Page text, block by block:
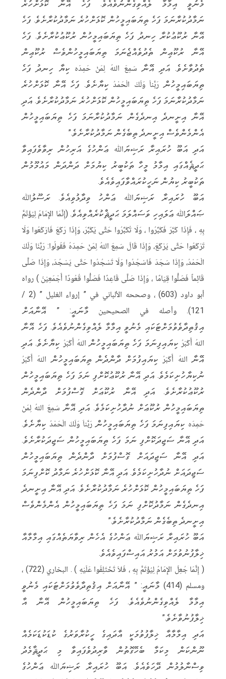
މެނުވީ އިމާމާ ލެއްވިގެންނުވެއެވެ. ފަހެ އޭނާ ކޮޅަށްހުރެ
ނަމާދުކުރާނަމަ ފަހެ ތިޔަބައިމީހުން ކޮޅަށްހުރެ ނަމާދުކުރާށެވެ. ފަހެ
އޭނާ ރުކޫޢުކުރާ ހިނދު ފަހެ ތިޔަބައިމީހުން ރުކޫޢުކުރާށެވެ. ފަހެ
އޭނާ ރުކޫޢިން ތެދުވެއްޖެނަމަ ތިޔަބައިމީހުންވެސް ރުކޫޢިން
ތެދުވާށެވެ. އަދި އޭނާ سَمِعَ اللهُ لِمَنْ حَمِدَه ކިޔާ ހިނދު ފަހެ
ތިޔަބައިމީހުން رَبَّناَ وَلَكَ الْحَمْدُ ކިޔާށެވެ. ފަހެ އޭނާ ކޮޅަށްހުރެ
ނަމާދުކުރާނަމަ ފަހެ ތިޔަބައިމީހުން ކޮޅަށްހުރެ ނަމާދުކުރާށެވެ. އަދި
އޭނާ އިށީނދެ އިނދެގެން ނަމާދުކުރާނަމަ ފަހެ ތިޔަބައިމީހުން
އެންމެންވެސް އިށީނދެ ތިބެގެން ނަމާދުކުރާށެވެ.”
އަދި އަބޫ ހުރައިރާ ރަޟިޔަﷲ ޢަންހުގެ އަރިހުން ރިވާވެފައިވާ
ޙަދީޘެއްގައި އިމާމު މީހާ ތަކުބީރު ކިޔުމަށް ދަންދަން މައުމޫމުން
ތަކުބީރު ކިޔުން ނަހީކުރައްވާފައިވެއެވެ.
އަބޫ ހުރައިރާ ރަޟިޔަﷲ ޢަންހު ވިދާޅުވިއެވެ. ރަސޫލުﷲ
ޞައްލަﷲ ޢަލައިހި ވަސައްލަމަ ޙަދީޘްކުރެއްވިއެވެ. (إِنَّمَا الإِمَامُ لِيُؤْتَمَّ
بِهِ ، فَإِذَا كَبَّرَ فَكَبِّرُوا ، وَلَا تُكَبِّرُوا حَتَّى يُكَبِّرَ، وَإِذَا رَكَعَ فَارْكَعُوا وَلَا
تَرْكَعُوا حَتَّى يَرْكَعَ، وَإِذَا قَالَ سَمِعَ اللهُ لِمَنْ حَمِدَهُ فَقُولُوا: رَبَّنَا وَلَكَ
الْحَمْدُ، وَإِذَا سَجَدَ فَاسْجُدُوا وَلَا تَسْجُدُوا حَتَّى يَسْجُدَ، وَإِذَا صَلَّى
قَائِماً فَصَلُّوا قِيَامًا ، وَإِذَا صَلَّى قَاعِدًا فَصَلُّوا قُعُودًا أَجْمَعِيْنَ ) رواه
أبو داود (603) ، وصححه الألباني في ” إرواء الغليل ” (2 /
121). وأصله في الصحيحين މާނައީ: ” އޭނާއަށް
އިޤުތިދާވެވުމަށްޓަކައި މެނުވީ އިމާމާ ލެއްވިގެންނުވެއެވެ. ފަހެ އޭނާ
اللهُ أَكْبَرُ ކިޔައިފިނަމަ ފަހެ ތިޔަބައިމީހުން اللهُ أَكْبَرُ ކިޔާށެވެ. އަދި
އޭނާ اللهُ أَكْبَرُ ކިޔައިފުމަށް ދާންދެން ތިޔަބައިމީހުން اللهُ أَكْبَرُ
ނުކިޔާހުށިކަމެވެ. އަދި އޭނާ ރުކޫޢުކޮށްފި ނަމަ ފަހެ ތިޔަބައިމީހުން
ރުކޫޢުކުރާށެވެ. އަދި އޭނާ ރުކޫޢަށް ގޮސްފުމަށް ދާންދެން
ތިޔަބައިމީހުން ރުކޫޢަށް ނުދާހުށިކަމެވެ. އަދި އޭނާ سَمِعَ اللهُ لِمَنْ
حَمِدَه ކިޔައިފިނަމަ ފަހެ ތިޔަބައިމީހުން رَبَّناَ وَلَكَ الْحَمْدُ ކިޔާށެވެ.
އަދި އޭނާ ސަޖިދަކޮށްފި ނަމަ ފަހެ ތިޔަބައިމީހުން ސަޖިދަކުރާށެވެ.
އަދި އޭނާ ސަޖިދައަށް ގޮސްފުމަށް ދާންދެން ތިޔަބައިމީހުން
ސަޖިދައަށް ނުދާހުށިކަމެވެ. އަދި އޭނާ ކޮޅަށްހުރެ ނަމާދު ކޮށްފިނަމަ
ފަހެ ތިޔަބައިމީހުން ކޮޅަށްހުރެ ނަމާދުކުރާށެވެ. އަދި އޭނާ އިށީނދެ
އިނދެގެން ނަމާދުކޮށްފި ނަމަ ފަހެ ތިޔަބައިމީހުން އެންމެންވެސް
އިށީނދެ ތިބެގެން ނަމާދުކުރާށެވެ.”
އަބޫ ހުރައިރާ ރަޟިޔަﷲ ޢަންހުގެ އެހެން ރިވާޔަތެއްގައި އިމާމާއާ
ޚިލާފުނުވުމަށް އަމުރު އައިސްފައިވެއެވެ.
( إِنَّمَا جُعِلَ الإِمَامُ لِيُؤْتَمَّ بِهِ ، فَلاَ تَخْتَلِفُوا عَلَيْهِ ) . البخاري (722) ،
ومسلم (414) މާނައީ: ” އޭނާއަށް އިޤުތިދާވެވުމަށްޓަކައި މެނުވީ
އިމާމާ ލެއްވިގެންނުވެއެވެ. ފަހެ ތިޔަބައިމީހުން އޭނާ އާ
ޚިލާފުނުވާށެވެ.”
އަދި އިމާމާއާ ޚިލާފުވުމަކީ އާދައިގެ ހީކުރާވަރުގެ ކުޑަކުޑަކަމެއް
ނޫންކަން މިކަމާ ބެހޭގޮތުން ވާރިދުވެފައިވާ މި ޙަދީޘާމެދު
ވިސްނާލުމުން ދޭހަވެއެވެ. އަބޫ ހުރައިރާ ރަޟިޔަﷲ ޢަންހުގެ